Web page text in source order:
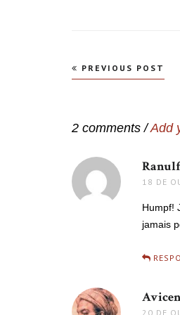
Navegação
PREVIOUS POST
2 comments /Add
18 DE
Humpf!
jamais
20 DE